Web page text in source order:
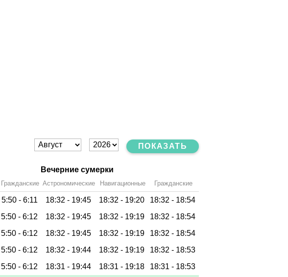
ПОКАЗАТЬ
Вечерние сумерки
Гражданские Астрономические Навигационные Гражданские
5:50 - 6:11 18:32 - 19:45 18:32 - 19:20 18:32 - 18:54
5:50 - 6:12 18:32 - 19:45 18:32 - 19:19 18:32 - 18:54
5:50 - 6:12 18:32 - 19:45 18:32 - 19:19 18:32 - 18:54
5:50 - 6:12 18:32 - 19:44 18:32 - 19:19 18:32 - 18:53
5:50 - 6:12 18:31 - 19:44 18:31 - 19:18 18:31 - 18:53